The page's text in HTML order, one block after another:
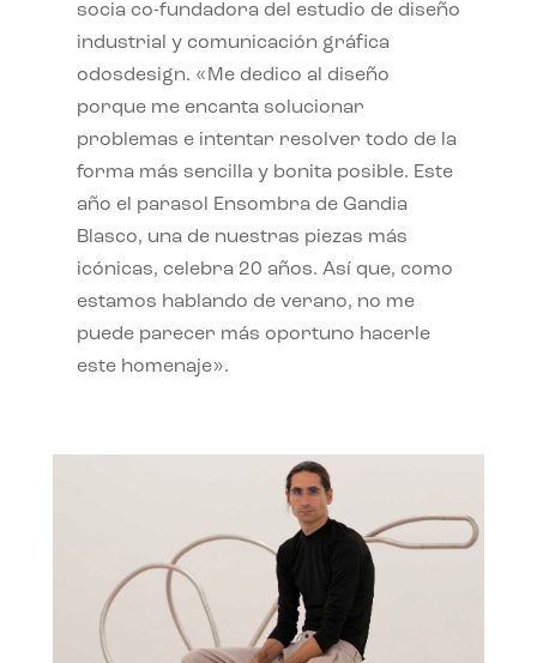
socia co-fundadora del estudio de diseño
industrial y comunicación gráfica
odosdesign. «Me dedico al diseño
porque me encanta solucionar
problemas e intentar resolver todo de la
forma más sencilla y bonita posible. Este
año el parasol Ensombra de Gandia
Blasco, una de nuestras piezas más
icónicas, celebra 20 años. Así que, como
estamos hablando de verano, no me
puede parecer más oportuno hacerle
este homenaje».